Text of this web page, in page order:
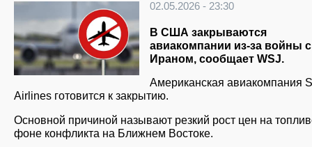
02.05.2026 - 23:30
В США закрываются
авиакомпании из-за войны с
Ираном, сообщает WSJ.
Американская авиакомпания
Airlines готовится к закрытию.
Основной причиной называют резкий рост цен на
фоне конфликта на Ближнем Востоке.